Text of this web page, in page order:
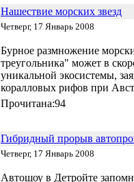
Нашествие морских звезд
Четверг, 17 Январь 2008
Бурное размножение
треугольника" может в
уникальной экосистемы,
коралловых рифов при
Прочитана:94
Гибридный прорыв
Четверг, 17 Январь 2008
Автошоу в Детройте